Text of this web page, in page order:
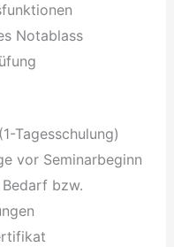
Notablass
Tagesschulung)
vor Seminarbeginn
bzw.